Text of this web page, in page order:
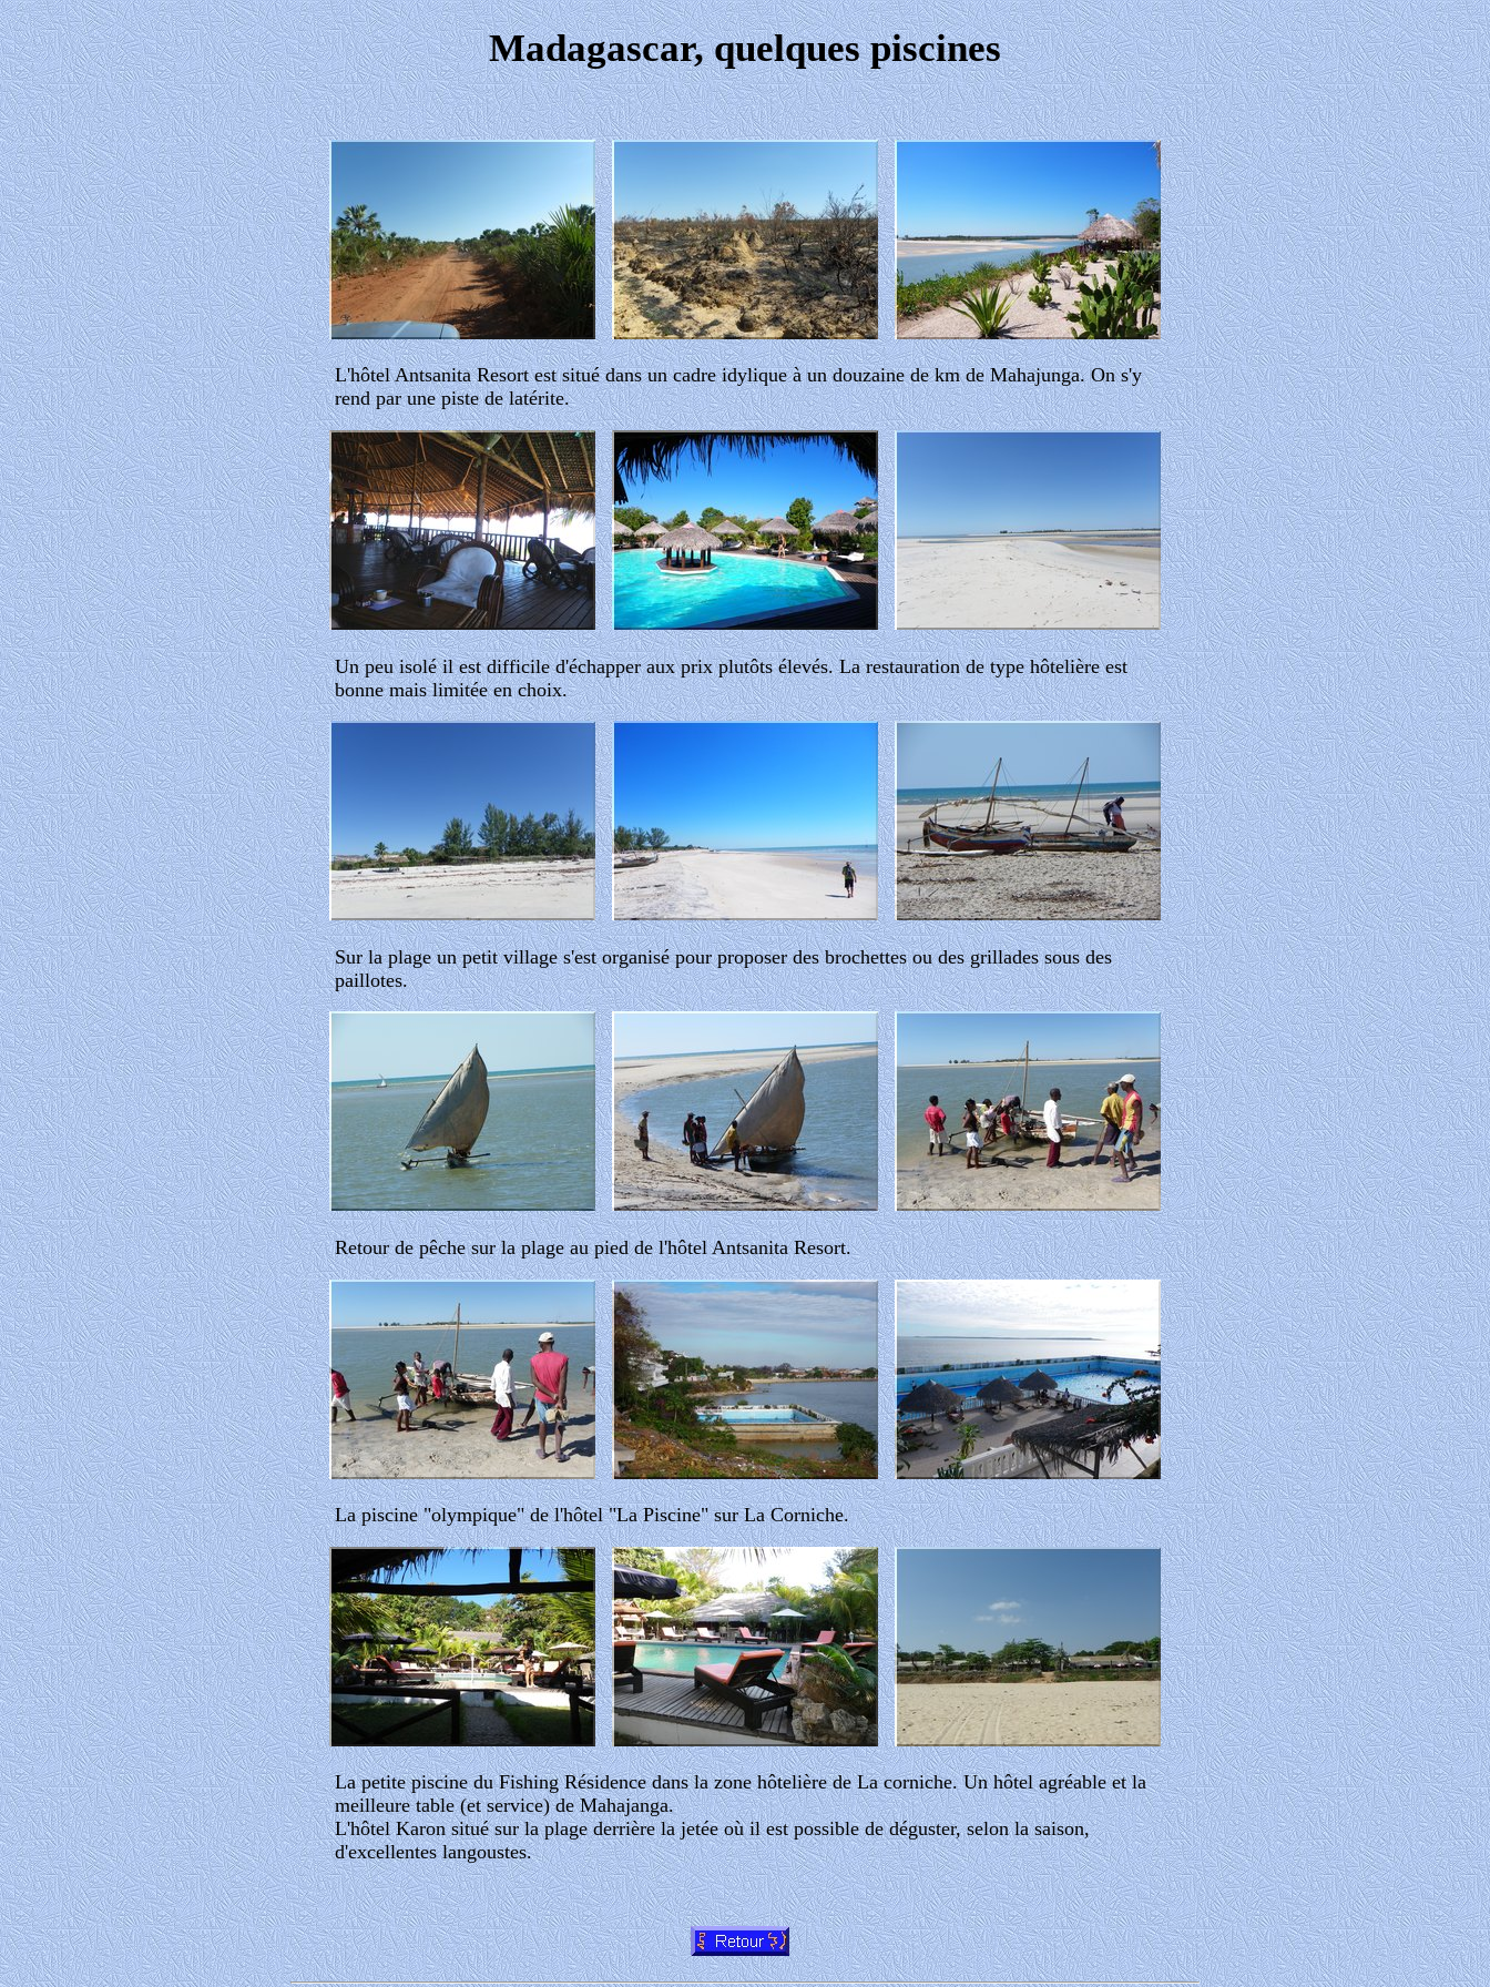
Madagascar, quelques piscines
L'hôtel Antsanita Resort est situé dans un cadre idylique à un douzaine de km de Mahajunga. On s'y
rend par une piste de latérite.
Un peu isolé il est difficile d'échapper aux prix plutôts élevés. La restauration de type hôtelière est
bonne mais limitée en choix.
Sur la plage un petit village s'est organisé pour proposer des brochettes ou des grillades sous des
paillotes.
Retour de pêche sur la plage au pied de l'hôtel Antsanita Resort.
La piscine "olympique" de l'hôtel "La Piscine" sur La Corniche.
La petite piscine du Fishing Résidence dans la zone hôtelière de La corniche. Un hôtel agréable et la
meilleure table (et service) de Mahajanga.
L'hôtel Karon situé sur la plage derrière la jetée où il est possible de déguster, selon la saison,
d'excellentes langoustes.